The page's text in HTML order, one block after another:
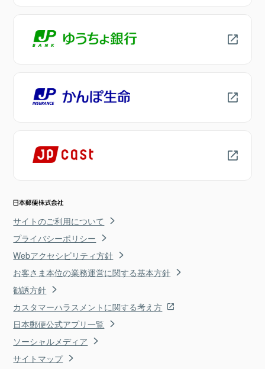
サイトのご利用について
プライバシーポリシー
Webアクセシビリティ方針
お客さま本位の業務運営に関する基本方針
勧誘方針
カスタマーハラスメントに関する考え方
日本郵便公式アプリ一覧
ソーシャルメディア
サイトマップ